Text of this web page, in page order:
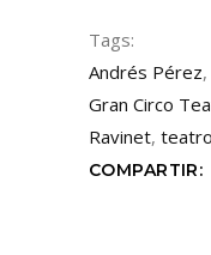
Tags:
Andrés Pérez,
Gran Circo
Ravinet, teatro
COMPARTIR: